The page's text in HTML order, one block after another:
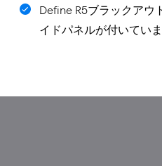
Define R5ブラックアウ
イドパネルが付いていま